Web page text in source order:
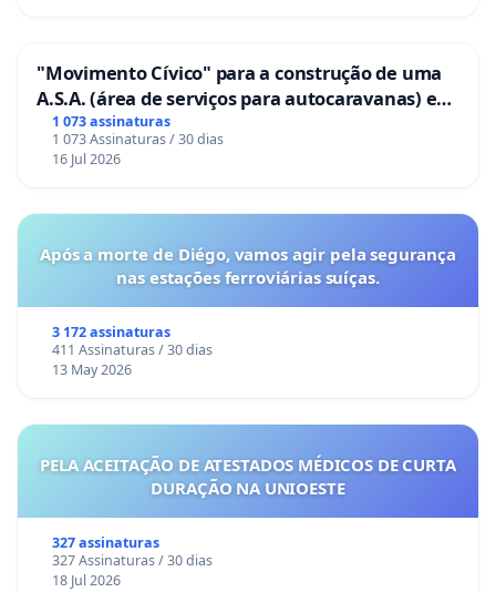
"Movimento Cívico" para a construção de uma
A.S.A. (área de serviços para autocaravanas) em
Coimbra
1 073 assinaturas
1 073 Assinaturas / 30 dias
16 Jul 2026
Após a morte de Diégo, vamos agir pela segurança
nas estações ferroviárias suíças.
3 172 assinaturas
411 Assinaturas / 30 dias
13 May 2026
PELA ACEITAÇÃO DE ATESTADOS MÉDICOS DE CURTA
DURAÇÃO NA UNIOESTE
327 assinaturas
327 Assinaturas / 30 dias
18 Jul 2026